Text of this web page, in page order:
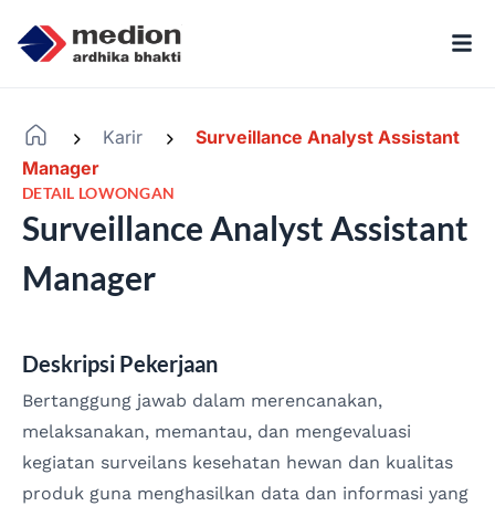
Karir
Surveillance Analyst Assistant
Manager
DETAIL LOWONGAN
Surveillance Analyst Assistant
Manager
Deskripsi Pekerjaan
Bertanggung jawab dalam merencanakan,
melaksanakan, memantau, dan mengevaluasi
kegiatan surveilans kesehatan hewan dan kualitas
produk guna menghasilkan data dan informasi yang